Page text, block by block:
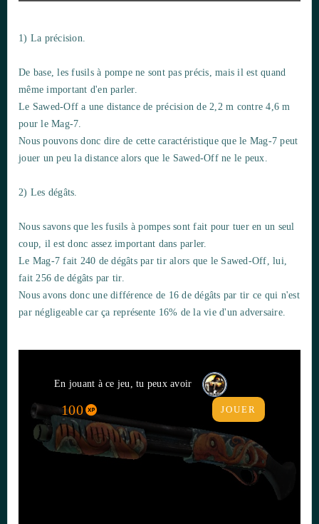
1) La précision.
De base, les fusils à pompe ne sont pas précis, mais il est quand
même important d'en parler.
Le Sawed-Off a une distance de précision de 2,2 m contre 4,6 m
pour le Mag-7.
Nous pouvons donc dire de cette caractéristique que le Mag-7 peut
jouer un peu la distance alors que le Sawed-Off ne le peux.
2) Les dégâts.
Nous savons que les fusils à pompes sont fait pour tuer en un seul
coup, il est donc assez important dans parler.
Le Mag-7 fait 240 de dégâts par tir alors que le Sawed-Off, lui,
fait 256 de dégâts par tir.
Nous avons donc une différence de 16 de dégâts par tir ce qui n'est
par négligeable car ça représente 16% de la vie d'un adversaire.
En jouant à ce jeu, tu peux avoir
100 JOUER